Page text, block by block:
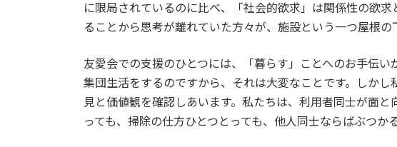
に限局されているのに比べ、「社会的欲求」は関係性の欲
ることから思考が離れていた方々が、施設という一つ屋根
友愛会での支援のひとつには、「暮らす」ことへのお手伝
集団生活をするのですから、それは大変なことです。しか
見と価値観を確認しあいます。私たちは、利用者同士が面
っても、掃除の仕方ひとつとっても、他人同士ならばぶつか